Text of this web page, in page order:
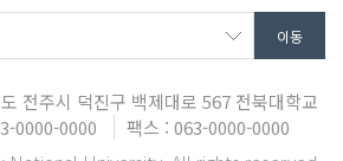
전주시 덕진구 백제대로 567 전북대학교
0000-0000
팩스 : 063-0000-0000